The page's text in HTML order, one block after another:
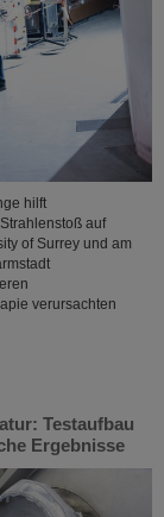
hilft
auf
of Surrey und am
verursachten
Testaufbau
Ergebnisse